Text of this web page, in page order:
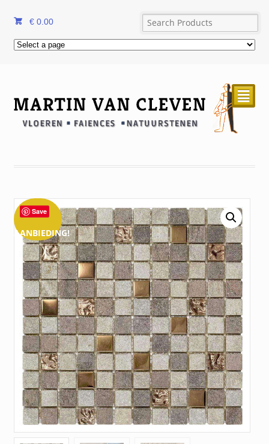
€ 0.00
²
AANBIEDING!
Save